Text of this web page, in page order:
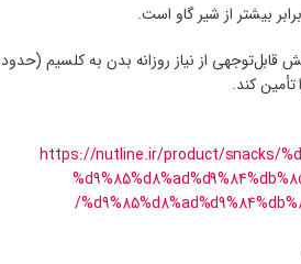
از نیاز روزانه بدن به کلسیم (حدود
https://nutline.ir/product/snacks/